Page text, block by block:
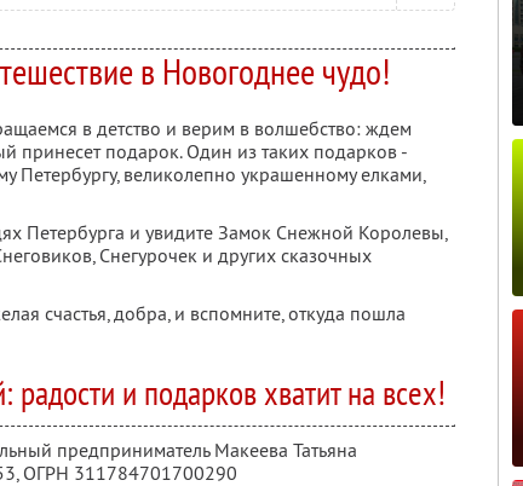
в Новогоднее чудо!
в детство и верим в волшебство: ждем
принесет подарок. Один из таких подарков -
Петербургу, великолепно украшенному елками,
Петербурга и увидите Замок Снежной Королевы,
Снегурочек и других сказочных
счастья, добра, и вспомните, откуда пошла
и подарков хватит на всех!
предприниматель Макеева Татьяна
, ОГРН 311784701700290